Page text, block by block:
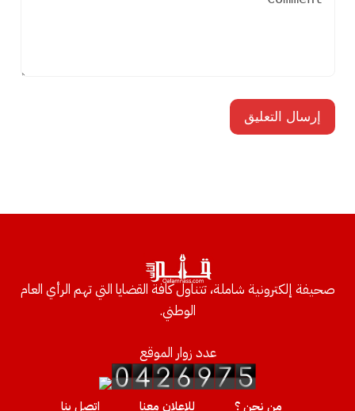
صحيفة إلكترونية شاملة، تتناول كافة القضايا التي تهم الرأي العام
الوطني.
عدد زوار الموقع
من نحن ؟ للإعلان معنا إتصل بنا